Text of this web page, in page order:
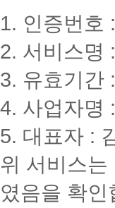
1. 인증번호
2. 서비스명
3. 유효기간
4. 사업자명
5. 대표자 :
위 서비스
였음을 확인